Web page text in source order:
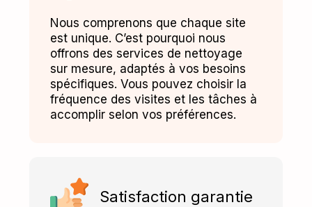
Nous comprenons que chaque site
est unique. C’est pourquoi nous
offrons des services de nettoyage
sur mesure, adaptés à vos besoins
spécifiques. Vous pouvez choisir la
fréquence des visites et les tâches à
accomplir selon vos préférences.
Satisfaction garantie